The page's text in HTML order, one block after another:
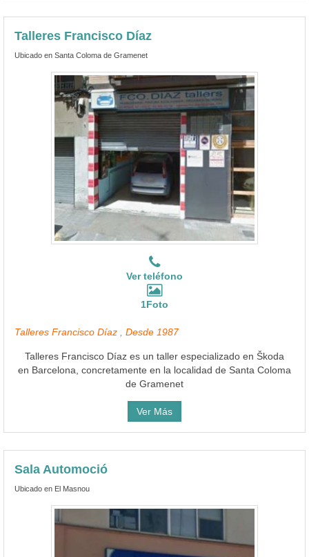
Talleres Francisco Díaz
Ubicado en Santa Coloma de Gramenet
Ver teléfono
1Foto
Talleres Francisco Díaz , Desde 1987
Talleres Francisco Díaz es un taller especializado en Škoda
en Barcelona, concretamente en la localidad de Santa Coloma
de Gramenet
Ver Más
Sala Automoció
Ubicado en El Masnou